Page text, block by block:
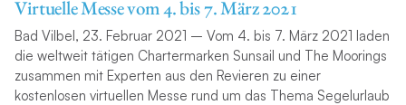
Virtuelle Messe vom 4. bis 7. März 2021
Bad Vilbel, 23. Februar 2021 – Vom 4. bis 7. März 2021 laden
die weltweit tätigen Chartermarken Sunsail und The Moorings
zusammen mit Experten aus den Revieren zu einer
kostenlosen virtuellen Messe rund um das Thema Segelurlaub